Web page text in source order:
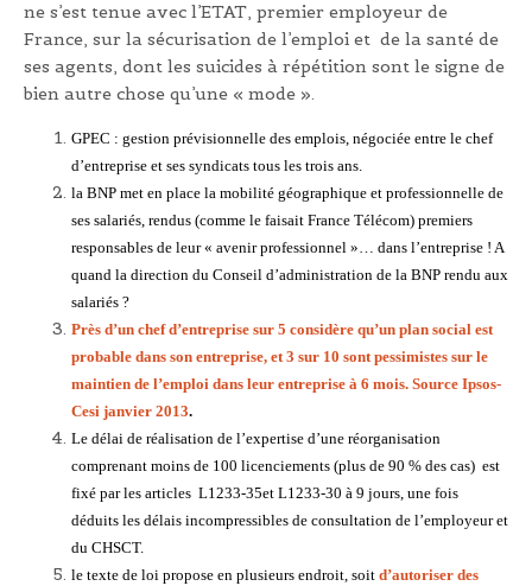
ne s’est tenue avec l’ETAT, premier employeur de
France, sur la sécurisation de l’emploi et de la santé de
ses agents, dont les suicides à répétition sont le signe de
bien autre chose qu’une « mode ».
GPEC : gestion prévisionnelle des emplois, négociée entre le chef
d’entreprise et ses syndicats tous les trois ans.
la BNP met en place la mobilité géographique et professionnelle de
ses salariés, rendus (comme le faisait France Télécom) premiers
responsables de leur « avenir professionnel »… dans l’entreprise ! A
quand la direction du Conseil d’administration de la BNP rendu aux
salariés ?
Près d’un chef d’entreprise sur 5 considère qu’un plan social est
probable dans son entreprise, et 3 sur 10 sont pessimistes sur le
maintien de l’emploi dans leur entreprise à 6 mois. Source Ipsos-
Cesi janvier 2013.
Le délai de réalisation de l’expertise d’une réorganisation
comprenant moins de 100 licenciements (plus de 90 % des cas) est
fixé par les articles L1233-35et L1233-30 à 9 jours, une fois
déduits les délais incompressibles de consultation de l’employeur et
du CHSCT.
le texte de loi propose en plusieurs endroit, soit d’autoriser des